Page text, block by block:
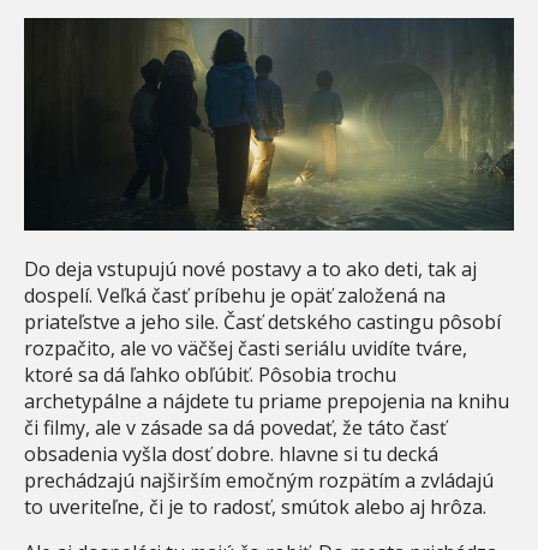
Do deja vstupujú nové postavy a to ako deti, tak aj
dospelí. Veľká časť príbehu je opäť založená na
priateľstve a jeho sile. Časť detského castingu pôsobí
rozpačito, ale vo väčšej časti seriálu uvidíte tváre,
ktoré sa dá ľahko obľúbiť. Pôsobia trochu
archetypálne a nájdete tu priame prepojenia na knihu
či filmy, ale v zásade sa dá povedať, že táto časť
obsadenia vyšla dosť dobre. hlavne si tu decká
prechádzajú najširším emočným rozpätím a zvládajú
to uveriteľne, či je to radosť, smútok alebo aj hrôza.